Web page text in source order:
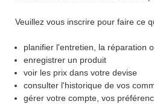
Veuillez vous inscrire pour faire ce
planifier l'entretien, la réparation
enregistrer un produit
voir les prix dans votre devise
consulter l'historique de vos
gérer votre compte, vos